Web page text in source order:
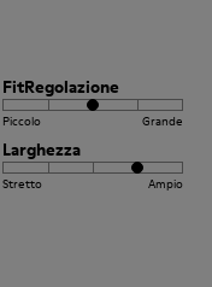
FitRegolazione
Piccolo Grande
Larghezza
Stretto Ampio